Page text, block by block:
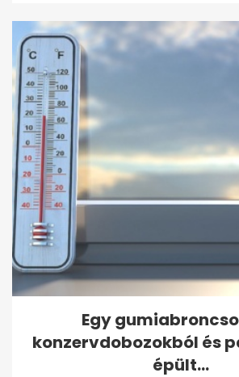
Egy
konzervdobozokból és
épült...